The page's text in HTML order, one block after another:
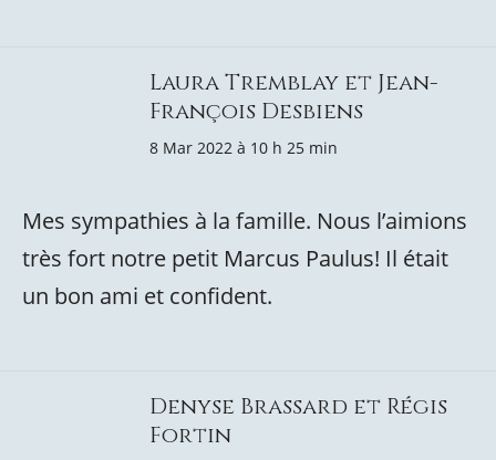
Laura Tremblay et Jean-
François Desbiens
8 Mar 2022 à 10 h 25 min
Mes sympathies à la famille. Nous l’aimions
très fort notre petit Marcus Paulus! Il était
un bon ami et confident.
Denyse Brassard et Régis
Fortin